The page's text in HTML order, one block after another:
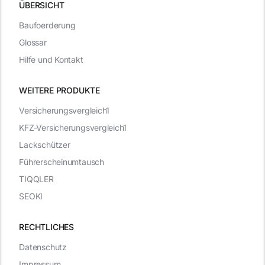
ÜBERSICHT
WEITERE PRODUKTE
Versicherungsvergleich1
KFZ-Versicherungsvergleich1
Lackschützer
Führerscheinumtausch
TIQQLER
SEOKI
RECHTLICHES
Datenschutz
Baufoerderung
Glossar
Hilfe und Kontakt